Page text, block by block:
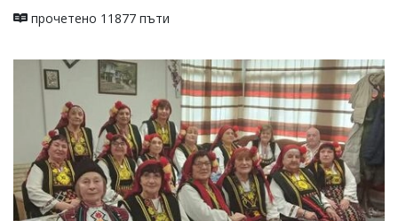
прочетено 11877 пъти